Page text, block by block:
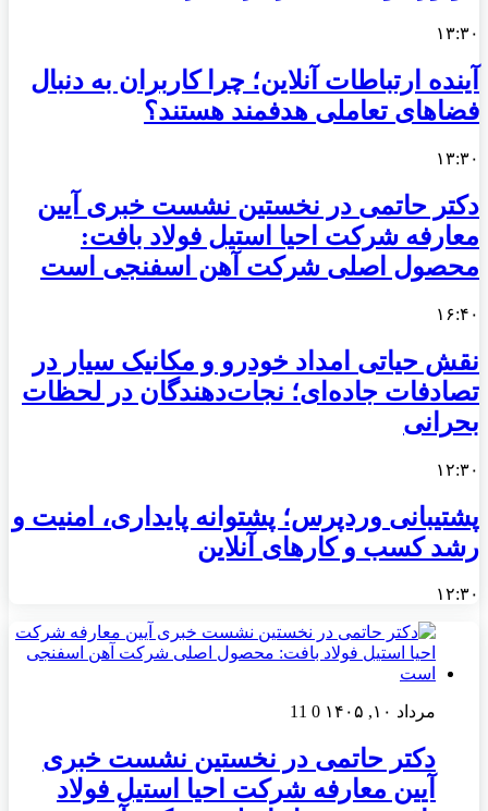
۱۳:۳۰
آینده ارتباطات آنلاین؛ چرا کاربران به دنبال
فضاهای تعاملی هدفمند هستند؟
۱۳:۳۰
دکتر حاتمی در نخستین نشست خبری آیین
معارفه شرکت احیا استیل فولاد بافت:
محصول اصلی شرکت آهن اسفنجی است
۱۶:۴۰
نقش حیاتی امداد خودرو و مکانیک سیار در
تصادفات جاده‌ای؛ نجات‌دهندگان در لحظات
بحرانی
۱۲:۳۰
پشتیبانی وردپرس؛ پشتوانه پایداری، امنیت و
رشد کسب‌ و کارهای آنلاین
۱۲:۳۰
مرداد ۱۰, ۱۴۰۵ 0
11
دکتر حاتمی در نخستین نشست خبری
آیین معارفه شرکت احیا استیل فولاد